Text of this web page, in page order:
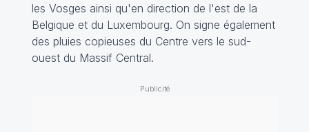
les Vosges ainsi qu'en direction de l'est de la
Belgique et du Luxembourg. On signe également
des pluies copieuses du Centre vers le sud-
ouest du Massif Central.